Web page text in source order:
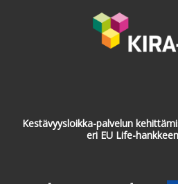
Kestävyysloikka-palvelun
eri EU Life-